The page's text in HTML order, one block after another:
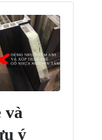
và
ý